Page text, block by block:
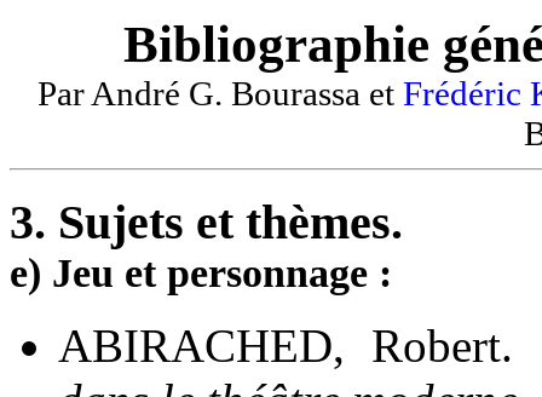
Bibliographie
Par André G. Bourassa et Frédéric
3. Sujets et thèmes.
e) Jeu et personnage :
ABIRACHED,